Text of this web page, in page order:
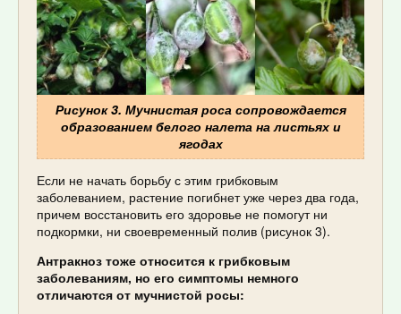
Рисунок 3. Мучнистая роса сопровождается
образованием белого налета на листьях и
ягодах
Если не начать борьбу с этим грибковым
заболеванием, растение погибнет уже через два года,
причем восстановить его здоровье не помогут ни
подкормки, ни своевременный полив (рисунок 3).
Антракноз тоже относится к грибковым
заболеваниям, но его симптомы немного
отличаются от мучнистой росы: